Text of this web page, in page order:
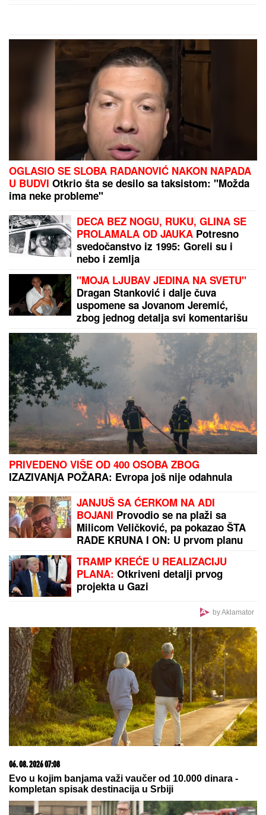
Ženu iz Srbije majka IZBRISALA IZ NASLEDSTVA,
sa decom ostala bez krova nad glavom: "Nije mi
dala u kuću da ne bih OTIMALA BRATU"
ESTRADNI RAT DOŽIVLJAVA
MAKSIMUM!Aneli stiže na direktno
suočavanje: Da li će se večeras
umešati i ONA?
Napadnuti inspektori rada u Novom
Pazaru: Ministarstvo traži od policije
i tužilaštva da hitno reaguju
OGLASIO SE SLOBA RADANOVIĆ NAKON NAPADA
U BUDVIOtkrio šta se desilo sa taksistom: "Možda
ima neke probleme"
DECA BEZ NOGU, RUKU, GLINA SE
PROLAMALA OD JAUKAPotresno
svedočanstvo iz 1995: Goreli su i
nebo i zemlja
"MOJA LJUBAV JEDINA NA SVETU"
Dragan Stanković i dalje čuva
uspomene sa Jovanom Jeremić,
zbog jednog detalja svi komentarišu
da je nije preboleo